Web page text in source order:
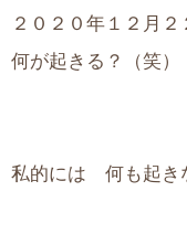
２０２０年１２月２
何が起きる？（笑）
私的には 何も起き